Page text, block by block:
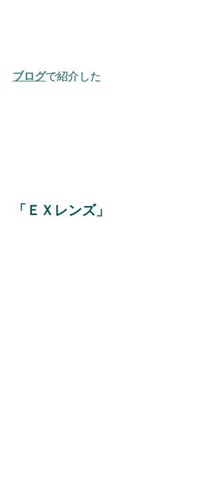
ブログで紹介した
「ＥＸレンズ」